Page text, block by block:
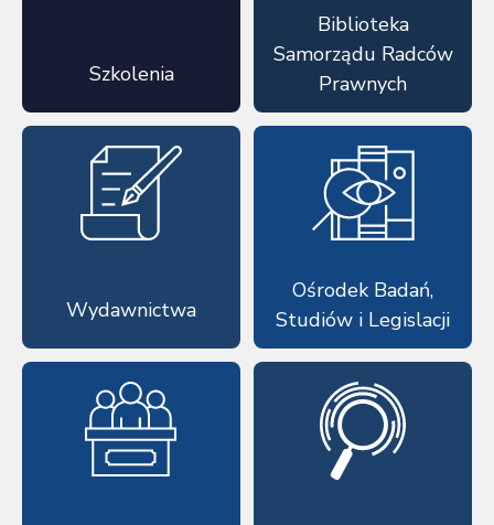
Szkolenia
Biblioteka
Samorządu Radców
Prawnych
Wydawnictwa
Ośrodek Badań,
Studiów i Legislacji